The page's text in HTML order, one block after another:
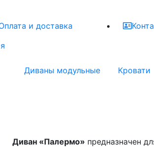
и доставка
Диваны модульные
Кровати
Диван «Палермо» предназначен